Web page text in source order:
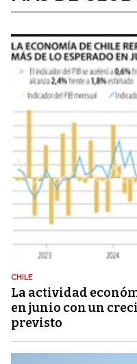
CHILE
La actividad
en junio con un
previsto